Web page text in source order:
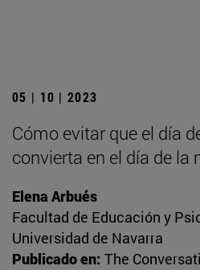
05 | 10 | 2023
Cómo evitar que el día
convierta en el día de la
Elena Arbués
Facultad de Educación y
Universidad de Navarra
Publicado en: The